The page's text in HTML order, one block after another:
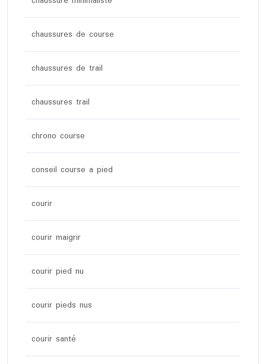
chaussures de course
chaussures de trail
chaussures trail
chrono course
conseil course a pied
courir
courir maigrir
courir pied nu
courir pieds nus
courir santé